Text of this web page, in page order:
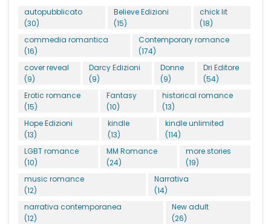
autopubblicato
(30)
Believe Edizioni
(15)
chick lit
(18)
commedia romantica
(16)
Contemporary romance
(174)
cover reveal
(9)
Darcy Edizioni
(9)
Donne
(9)
Dri Editore
(54)
Erotic romance
(15)
Fantasy
(10)
historical romance
(13)
Hope Edizioni
(13)
kindle
(13)
kindle unlimited
(114)
LGBT romance
(10)
MM Romance
(24)
more stories
(19)
music romance
(12)
Narrativa
(14)
narrativa contemporanea
(12)
New adult
(26)